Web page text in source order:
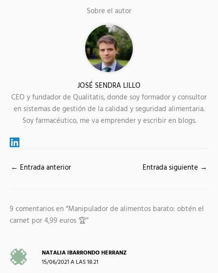
Sobre el autor
JOSÉ SENDRA LILLO
CEO y fundador de Qualitatis, donde soy formador y consultor
en sistemas de gestión de la calidad y seguridad alimentaria.
Soy farmacéutico, me va emprender y escribir en blogs.
← Entrada anterior Entrada siguiente →
9 comentarios en “Manipulador de alimentos barato: obtén el
carnet por 4,99 euros 🏆”
NATALIA IBARRONDO HERRANZ
15/06/2021 A LAS 18:21